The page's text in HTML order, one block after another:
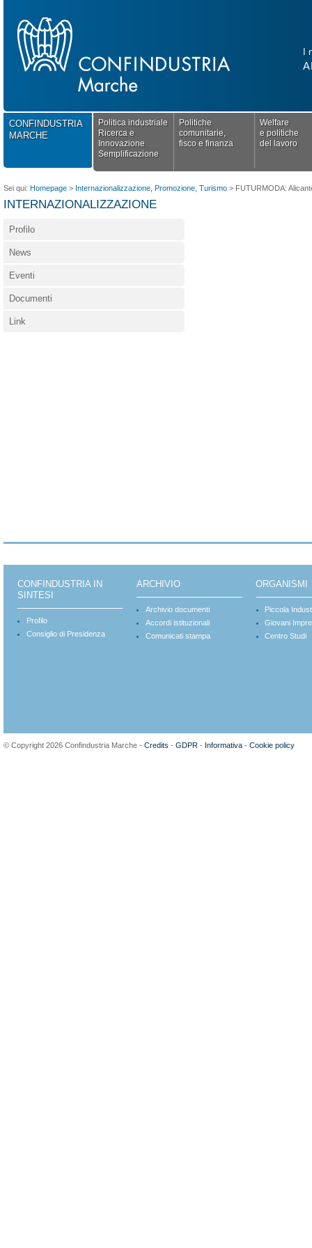
CONFINDUSTRIA
MARCHE
Politica industriale
Ricerca e
Innovazione
Semplificazione
Politiche
comunitarie,
fisco e finanza
Welfare
e politiche
del lavoro
Sei qui: Homepage > Internazionalizzazione, Promozione, Turismo > FUTURMODA:
INTERNAZIONALIZZAZIONE
Profilo
News
Eventi
Documenti
Link
CONFINDUSTRIA IN
SINTESI
Profilo
Consiglio di Presidenza
ARCHIVIO
Archivio documenti
Accordi istituzionali
Comunicati stampa
ORGANISMI
Piccola
Giovani
Centro Studi
© Copyright 2026 Confindustria Marche - Credits - GDPR - Informativa - Cookie policy